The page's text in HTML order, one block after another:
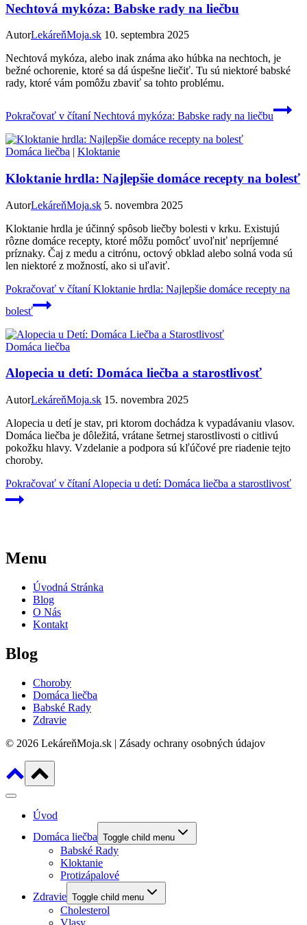
Nechtová mykóza: Babske rady na liečbu
AutorLekáreňMoja.sk 10. septembra 2025
Nechtová mykóza, alebo inak známa ako húbka na nechtoch, je
bežné ochorenie, ktoré sa dá úspešne liečiť. Tu sú niektoré babské
rady, ktoré vám pomôžu zbaviť sa tohto problému.
Pokračovať v čítaníNechtová mykóza: Babske rady na liečbu
Domáca liečba | Kloktanie
Kloktanie hrdla: Najlepšie domáce recepty na bolesť
AutorLekáreňMoja.sk 5. novembra 2025
Kloktanie hrdla je účinný spôsob liečby bolesti v krku. Existujú
rôzne domáce recepty, ktoré môžu pomôcť uvoľniť nepríjemné
príznaky. Čaj z medu a citrónu, octový obklad alebo solná voda sú
len niektoré z možností, ako si uľaviť.
Pokračovať v čítaníKloktanie hrdla: Najlepšie domáce recepty na
bolesť
Domáca liečba
Alopecia u detí: Domáca liečba a starostlivosť
AutorLekáreňMoja.sk 15. novembra 2025
Alopecia u detí je stav, pri ktorom dochádza k vypadávaniu vlasov.
Domáca liečba je dôležitá, vrátane šetrnej starostlivosti o citlivú
pokožku hlavy. Vzdelanie a podpora sú kľúčové pre riadenie tejto
choroby.
Pokračovať v čítaníAlopecia u detí: Domáca liečba a starostlivosť
Menu
Úvodná Stránka
Blog
O Nás
Kontakt
Blog
Choroby
Domáca liečba
Babské Rady
Zdravie
© 2026 LekáreňMoja.sk | Zásady ochrany osobných údajov
Úvod
Domáca liečba Toggle child menu
Babské Rady
Kloktanie
Protizápalové
Zdravie Toggle child menu
Cholesterol
Vlasy